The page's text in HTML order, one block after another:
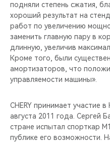
подняли степень сжатия,
хороший результат на
работ по увеличению
заменить главную пару в
длинную, увеличив
Кроме того, были
амортизаторов, что
управляемости машины».
CHERY принимает участие
августа 2011 года. Сергей
стране испытал спорткар
публике его возможности.